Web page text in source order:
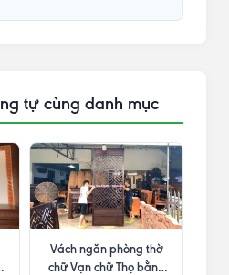
tự cùng danh mục
Vách ngăn phòng thờ
chữ Vạn chữ Thọ bằng